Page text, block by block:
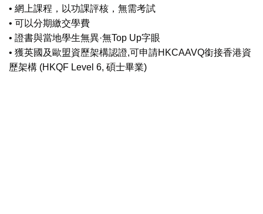
• 網上課程，以功課評核，無需考試
• 可以分期繳交學費
• 證書與當地學生無異·無Top Up字眼
• 獲英國及歐盟資歷架構認證,可申請HKCAAVQ銜接香港資
歷架構 (HKQF Level 6, 碩士畢業)